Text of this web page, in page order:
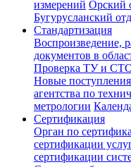
измерений Орский
Бугурусланский
Стандартизация
Воспроизведение,
документов в
Проверка ТУ и
Новые
агентства по
метрологии
Сертификация
Орган по
сертификации
сертификации